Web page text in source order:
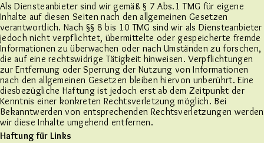
Als Diensteanbieter sind wir gemäß § 7 Abs.1 TMG für eigene
Inhalte auf diesen Seiten nach den allgemeinen Gesetzen
verantwortlich. Nach §§ 8 bis 10 TMG sind wir als Diensteanbieter
jedoch nicht verpflichtet, übermittelte oder gespeicherte fremde
Informationen zu überwachen oder nach Umständen zu forschen,
die auf eine rechtswidrige Tätigkeit hinweisen. Verpflichtungen
zur Entfernung oder Sperrung der Nutzung von Informationen
nach den allgemeinen Gesetzen bleiben hiervon unberührt. Eine
diesbezügliche Haftung ist jedoch erst ab dem Zeitpunkt der
Kenntnis einer konkreten Rechtsverletzung möglich. Bei
Bekanntwerden von entsprechenden Rechtsverletzungen werden
wir diese Inhalte umgehend entfernen.
Haftung für Links